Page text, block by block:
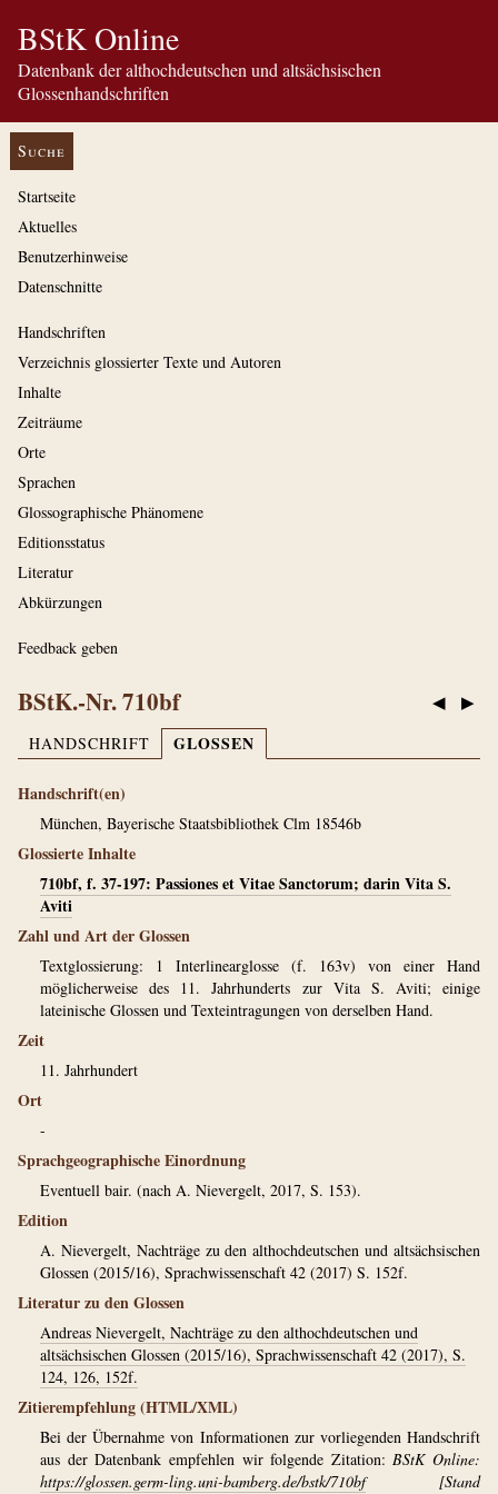
BStK Online
Datenbank der althochdeutschen und altsächsischen
Glossenhandschriften
Suche
Startseite
Aktuelles
Benutzerhinweise
Datenschnitte
Handschriften
Verzeichnis glossierter Texte und Autoren
Inhalte
Zeiträume
Orte
Sprachen
Glossographische Phänomene
Editionsstatus
Literatur
Abkürzungen
Feedback geben
◀ ▶
BStK.-Nr. 710bf
HANDSCHRIFT GLOSSEN
Handschrift(en)
München, Bayerische Staatsbibliothek Clm 18546b
Glossierte Inhalte
710bf, f. 37-197: Passiones et Vitae Sanctorum; darin Vita S.
Aviti
Zahl und Art der Glossen
Textglossierung: 1 Interlinearglosse (f. 163v) von einer Hand
möglicherweise des 11. Jahrhunderts zur Vita S. Aviti; einige
lateinische Glossen und Texteintragungen von derselben Hand.
Zeit
11. Jahrhundert
Ort
-
Sprachgeographische Einordnung
Eventuell bair. (nach A. Nievergelt, 2017, S. 153).
Edition
A. Nievergelt, Nachträge zu den althochdeutschen und altsächsischen
Glossen (2015/16), Sprachwissenschaft 42 (2017) S. 152f.
Literatur zu den Glossen
Andreas Nievergelt, Nachträge zu den althochdeutschen und
altsächsischen Glossen (2015/16), Sprachwissenschaft 42 (2017), S.
124, 126, 152f.
Zitierempfehlung (HTML/XML)
Bei der Übernahme von Informationen zur vorliegenden Handschrift
aus der Datenbank empfehlen wir folgende Zitation:BStK Online:
https://glossen.germ-ling.uni-bamberg.de/bstk/710bf[Stand